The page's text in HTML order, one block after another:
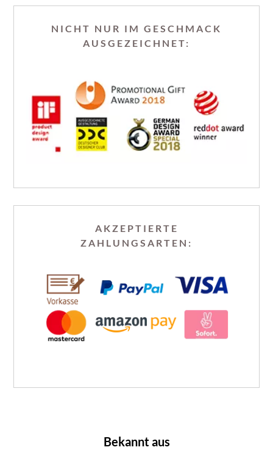
NICHT NUR IM GESCHMACK
AUSGEZEICHNET:
AKZEPTIERTE
ZAHLUNGSARTEN:
Bekannt aus